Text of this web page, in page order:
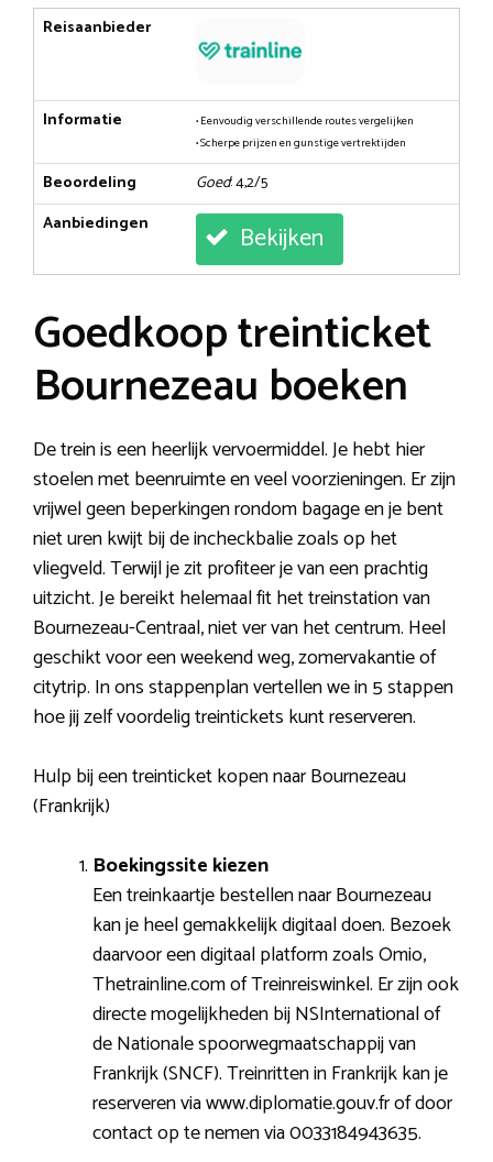
Reisaanbieder
Informatie
• Eenvoudig verschillende routes vergelijken
• Scherpe prijzen en gunstige vertrektijden
Beoordeling Goed: 4,2/5
Aanbiedingen
Bekijken
Goedkoop treinticket
Bournezeau boeken
De trein is een heerlijk vervoermiddel. Je hebt hier
stoelen met beenruimte en veel voorzieningen. Er zijn
vrijwel geen beperkingen rondom bagage en je bent
niet uren kwijt bij de incheckbalie zoals op het
vliegveld. Terwijl je zit profiteer je van een prachtig
uitzicht. Je bereikt helemaal fit het treinstation van
Bournezeau-Centraal, niet ver van het centrum. Heel
geschikt voor een weekend weg, zomervakantie of
citytrip. In ons stappenplan vertellen we in 5 stappen
hoe jij zelf voordelig treintickets kunt reserveren.
Hulp bij een treinticket kopen naar Bournezeau
(Frankrijk)
Boekingssite kiezen
Een treinkaartje bestellen naar Bournezeau
kan je heel gemakkelijk digitaal doen. Bezoek
daarvoor een digitaal platform zoals Omio,
Thetrainline.com of Treinreiswinkel. Er zijn ook
directe mogelijkheden bij NSInternational of
de Nationale spoorwegmaatschappij van
Frankrijk (SNCF). Treinritten in Frankrijk kan je
reserveren via www.diplomatie.gouv.fr of door
contact op te nemen via 0033184943635.